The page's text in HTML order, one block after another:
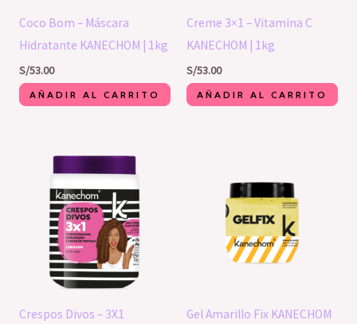
Coco Bom – Máscara
Hidratante KANECHOM | 1kg
S/53.00
AÑADIR AL CARRITO
Creme 3×1 – Vitamina C
KANECHOM | 1kg
S/53.00
AÑADIR AL CARRITO
Crespos Divos – 3X1
Gel Amarillo Fix KANECHOM